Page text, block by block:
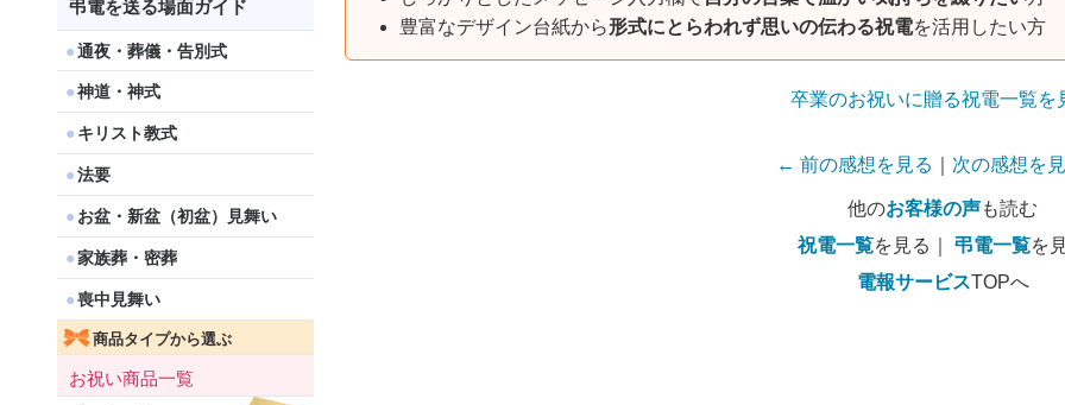
弔電を送る場面ガイド
通夜・葬儀・告別式
神道・神式
キリスト教式
法要
お盆・新盆（初盆）見舞い
家族葬・密葬
喪中見舞い
商品タイプから選ぶ
お祝い商品一覧
豊富なデザイン台紙から形式にとらわれず思いの伝わる祝電を活用したい方
卒業のお祝いに贈る祝電一覧を
← 前の感想を見る 次の感想を
他のお客様の声も読む
祝電一覧を見る｜ 弔電一覧を
電報サービスTOPへ